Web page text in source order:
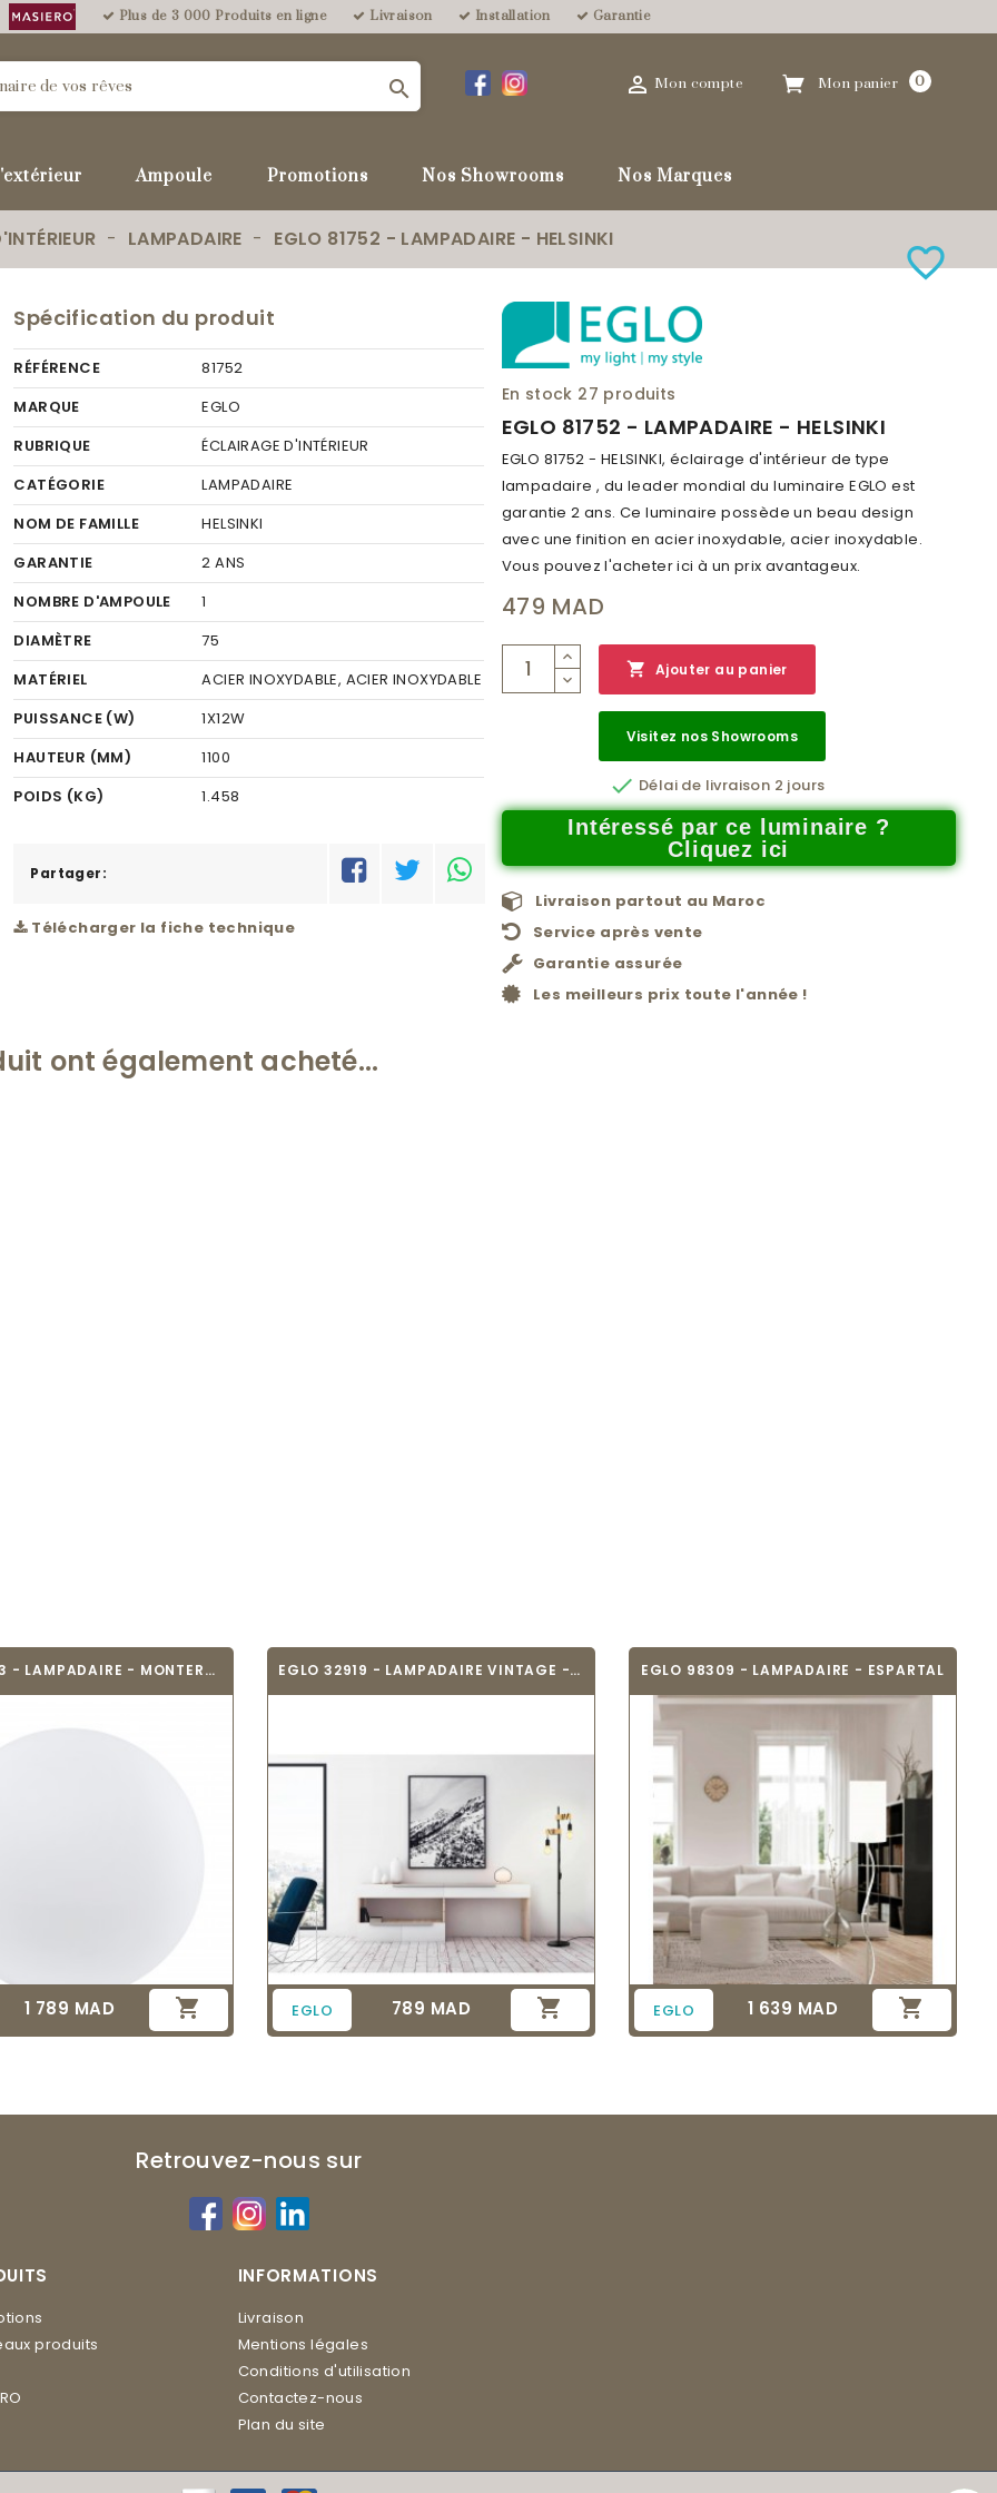
Plus de 3 000 Produits en ligne Livraison Installation Garantie
Mon panier 0
 Mon compte

Ampoule Promotions Nos Showrooms Nos Marques
LAMPADAIRE EGLO 81752 - LAMPADAIRE - HELSINKI
Spécification du produit
RÉFÉRENCE
81752
MARQUE
EGLO
RUBRIQUE
ÉCLAIRAGE D'INTÉRIEUR
CATÉGORIE
LAMPADAIRE
NOM DE FAMILLE
HELSINKI
GARANTIE
2 ANS
NOMBRE D'AMPOULE
1
DIAMÈTRE
75
MATÉRIEL
ACIER INOXYDABLE, ACIER INOXYDABLE
PUISSANCE (W)
1X12W
HAUTEUR (MM)
1100
POIDS (KG)
1.458
RÉSEAU
Partager:
Télécharger la fiche technique
En stock 27 produits
EGLO 81752 - LAMPADAIRE - HELSINKI
EGLO 81752 - HELSINKI, éclairage d'intérieur de type
lampadaire , du leader mondial du luminaire EGLO est
garantie 2 ans. Ce luminaire possède un beau design
avec une finition en acier inoxydable, acier inoxydable.
Vous pouvez l'acheter ici à un prix avantageux.
favorite_border
479 MAD
 Ajouter au panier
Visitez nos Showrooms
 Délai de livraison 2 jours
Intéressé par ce luminaire ?
Cliquez ici
Livraison partout au Maroc
Service après vente
Garantie assurée
Les meilleurs prix toute l'année !
ont également acheté...
EGLO 98103 - LAMPADAIRE - MONTEROLO
Prix
1 789 MAD 
EGLO 32919 - LAMPADAIRE VINTAGE - TOWNSHEND
EGLO Prix
789 MAD 
EGLO 98309 - LAMPADAIRE - ESPARTAL
EGLO Prix
1 639 MAD 
Retrouvez-nous sur
produits
INFORMATIONS
Livraison
Mentions légales
Conditions d'utilisation
Contactez-nous
Plan du site